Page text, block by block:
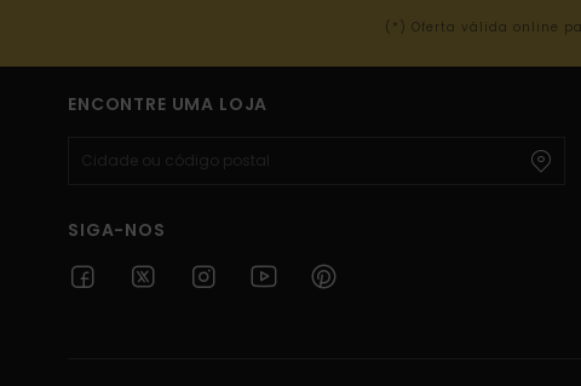
(*) Oferta válida online
ENCONTRE UMA LOJA
SIGA-NOS